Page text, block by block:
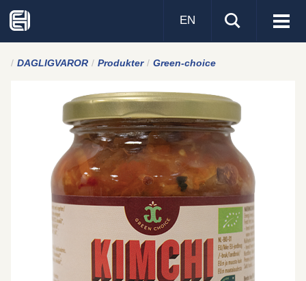
Visa
EN
DAGLIGVAROR Produkter Green-choice